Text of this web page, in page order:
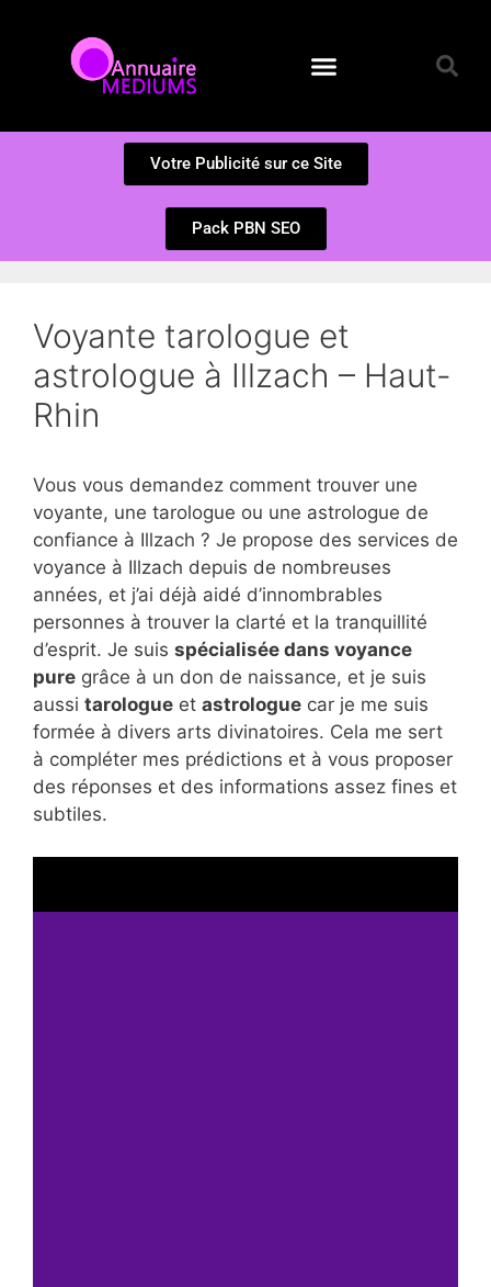
Votre Publicité sur ce Site
Pack PBN SEO
Voyante tarologue et
astrologue à Illzach – Haut-
Rhin
Vous vous demandez comment trouver une
voyante, une tarologue ou une astrologue de
confiance à Illzach ? Je propose des services de
voyance à Illzach depuis de nombreuses
années, et j’ai déjà aidé d’innombrables
personnes à trouver la clarté et la tranquillité
d’esprit. Je suis spécialisée dans voyance
pure grâce à un don de naissance, et je suis
aussi tarologue et astrologue car je me suis
formée à divers arts divinatoires. Cela me sert
à compléter mes prédictions et à vous proposer
des réponses et des informations assez fines et
subtiles.